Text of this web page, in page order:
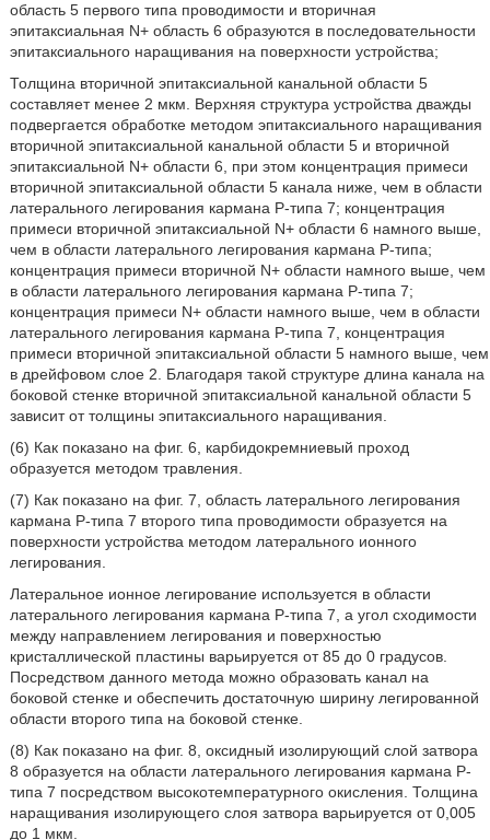
область 5 первого типа проводимости и вторичная
эпитаксиальная N+ область 6 образуются в последовательности
эпитаксиального наращивания на поверхности устройства;
Толщина вторичной эпитаксиальной канальной области 5
составляет менее 2 мкм. Верхняя структура устройства дважды
подвергается обработке методом эпитаксиального наращивания
вторичной эпитаксиальной канальной области 5 и вторичной
эпитаксиальной N+ области 6, при этом концентрация примеси
вторичной эпитаксиальной области 5 канала ниже, чем в области
латерального легирования кармана Р-типа 7; концентрация
примеси вторичной эпитаксиальной N+ области 6 намного выше,
чем в области латерального легирования кармана Р-типа;
концентрация примеси вторичной N+ области намного выше, чем
в области латерального легирования кармана Р-типа 7;
концентрация примеси N+ области намного выше, чем в области
латерального легирования кармана Р-типа 7, концентрация
примеси вторичной эпитаксиальной области 5 намного выше, чем
в дрейфовом слое 2. Благодаря такой структуре длина канала на
боковой стенке вторичной эпитаксиальной канальной области 5
зависит от толщины эпитаксиального наращивания.
(6) Как показано на фиг. 6, карбидокремниевый проход
образуется методом травления.
(7) Как показано на фиг. 7, область латерального легирования
кармана Р-типа 7 второго типа проводимости образуется на
поверхности устройства методом латерального ионного
легирования.
Латеральное ионное легирование используется в области
латерального легирования кармана Р-типа 7, а угол сходимости
между направлением легирования и поверхностью
кристаллической пластины варьируется от 85 до 0 градусов.
Посредством данного метода можно образовать канал на
боковой стенке и обеспечить достаточную ширину легированной
области второго типа на боковой стенке.
(8) Как показано на фиг. 8, оксидный изолирующий слой затвора
8 образуется на области латерального легирования кармана Р-
типа 7 посредством высокотемпературного окисления. Толщина
наращивания изолирующего слоя затвора варьируется от 0,005
до 1 мкм.